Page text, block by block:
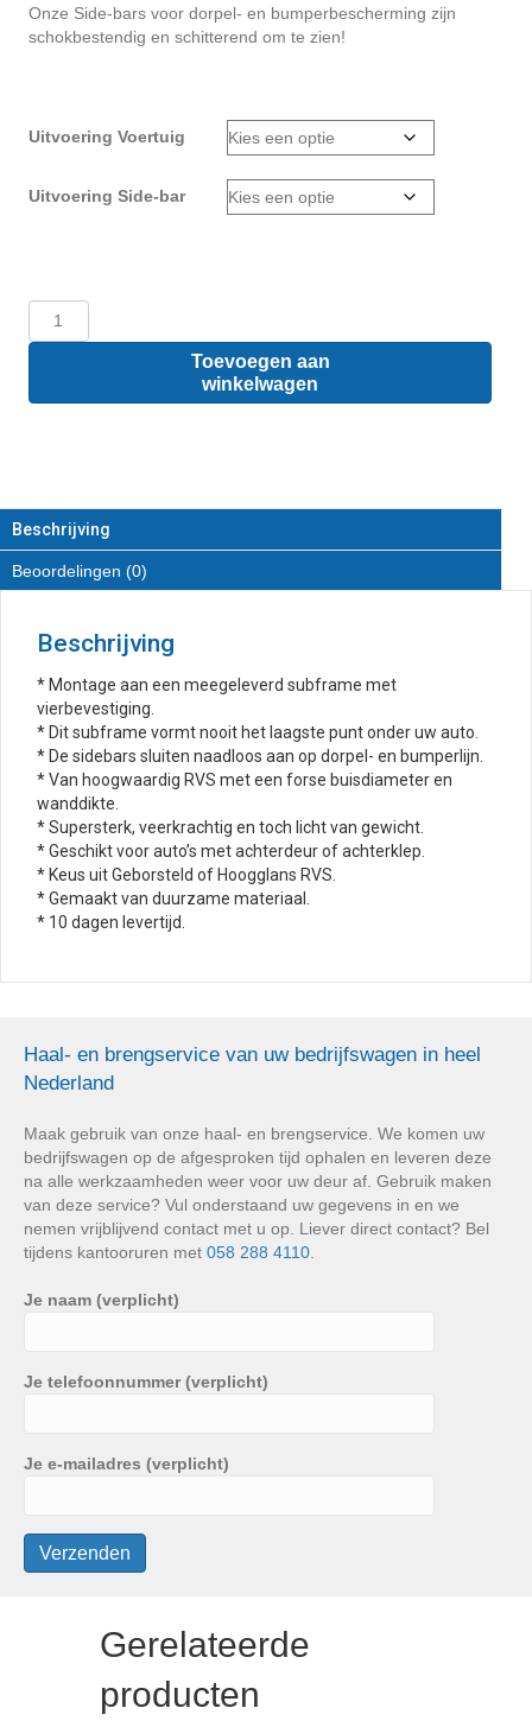
Onze Side-bars voor dorpel- en bumperbescherming zijn
schokbestendig en schitterend om te zien!
Uitvoering Voertuig
Uitvoering Side-bar
Opel
Combo
Sidebars
Toevoegen aan
winkelwagen
Beschrijving
Beoordelingen (0)
Beschrijving
* Montage aan een meegeleverd subframe met
vierbevestiging.
* Dit subframe vormt nooit het laagste punt onder uw auto.
* De sidebars sluiten naadloos aan op dorpel- en bumperlijn.
* Van hoogwaardig RVS met een forse buisdiameter en
wanddikte.
* Supersterk, veerkrachtig en toch licht van gewicht.
* Geschikt voor auto’s met achterdeur of achterklep.
* Keus uit Geborsteld of Hoogglans RVS.
* Gemaakt van duurzame materiaal.
* 10 dagen levertijd.
Haal- en brengservice van uw bedrijfswagen in heel
Nederland
Maak gebruik van onze haal- en brengservice. We komen uw
bedrijfswagen op de afgesproken tijd ophalen en leveren deze
na alle werkzaamheden weer voor uw deur af. Gebruik maken
van deze service? Vul onderstaand uw gegevens in en we
nemen vrijblijvend contact met u op. Liever direct contact? Bel
tijdens kantooruren met 058 288 4110
Je naam (verplicht)
Je telefoonnummer (verplicht)
Je e-mailadres (verplicht)
Gerelateerde
producten